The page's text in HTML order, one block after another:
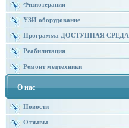
Физиотерапия
УЗИ оборудование
Программа ДОСТУПНАЯ СРЕДА
Реабилитация
Ремонт медтехники
О нас
Новости
Отзывы